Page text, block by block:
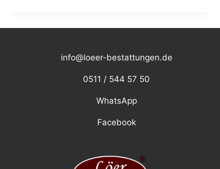
info@loeer-bestattungen.de
0511 / 544 57 50
WhatsApp
Facebook